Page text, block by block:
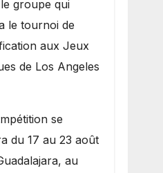
groupe qui
le tournoi de
aux Jeux
de Los Angeles
se
du 17 au 23 août
au